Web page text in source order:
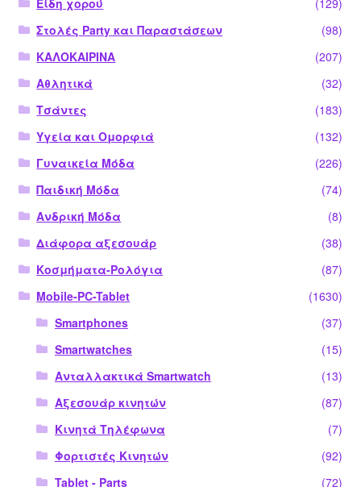
Είδη χορού
(129)
Στολές Party και Παραστάσεων
(98)
ΚΑΛΟΚΑΙΡΙΝΑ
(207)
Αθλητικά
(32)
Τσάντες
(183)
Υγεία και Ομορφιά
(132)
Γυναικεία Μόδα
(226)
Παιδική Μόδα
(74)
Ανδρική Μόδα
(8)
Διάφορα αξεσουάρ
(38)
Κοσμήματα-Ρολόγια
(87)
Mobile-PC-Tablet
(1630)
Smartphones
(37)
Smartwatches
(15)
Ανταλλακτικά Smartwatch
(13)
Αξεσουάρ κινητών
(87)
Κινητά Τηλέφωνα
(7)
Φορτιστές Κινητών
(92)
Tablet - Parts
(72)